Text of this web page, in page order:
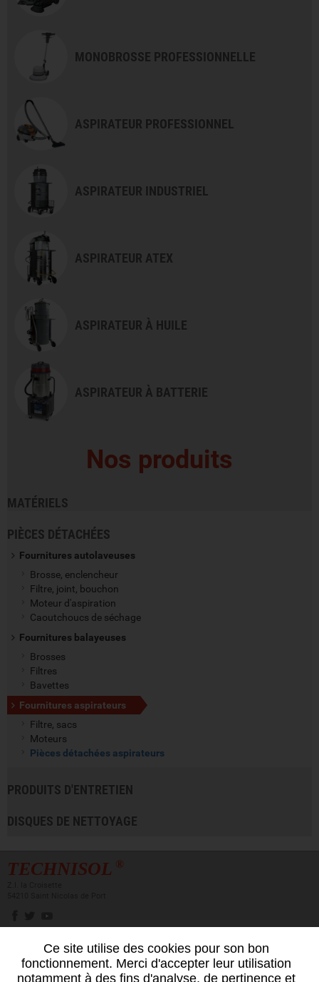
Ce site utilise des cookies pour son bon
fonctionnement. Merci d'accepter leur utilisation
notamment à des fins d'analyse, de pertinence et
MONOBROSSE PROFESSIONNELLE
ASPIRATEUR PROFESSIONNEL
ASPIRATEUR INDUSTRIEL
ASPIRATEUR ATEX
ASPIRATEUR À HUILE
ASPIRATEUR À BATTERIE
Nos produits
MATÉRIELS
PIÈCES DÉTACHÉES
Fournitures autolaveuses
Brosse, enclencheur
Filtre, joint, bouchon
Moteur d'aspiration
Caoutchoucs de séchage
Fournitures balayeuses
Brosses
Filtres
Bavettes
Fournitures aspirateurs
Filtre, sacs
Moteurs
Pièces détachées aspirateurs
PRODUITS D'ENTRETIEN
DISQUES DE NETTOYAGE
TECHNISOL ®
Newsletter
Inscrivez-vous